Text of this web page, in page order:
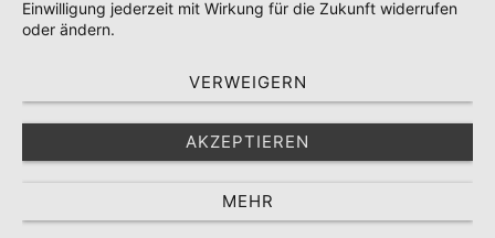
Einwilligung jederzeit mit Wirkung für die Zukunft widerrufen
oder ändern.
VERWEIGERN
AKZEPTIEREN
MEHR